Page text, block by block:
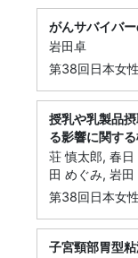
がんサバイバ
岩田卓
第38回日本女
授乳や乳製品
る影響に関す
荘 慎太郎, 春
田 めぐみ, 岩
第38回日本女
子宮頸部胃型